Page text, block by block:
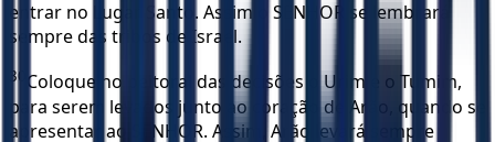
entrar no Lugar Santo. Assim o SENHOR se lembrará
sempre das tribos de Israel.
30 Coloque no peitoral das decisões o Urim e o Tumim,
para serem levados junto ao coração de Arão, quando se
apresentar ao SENHOR. Assim, Arão levará sempre